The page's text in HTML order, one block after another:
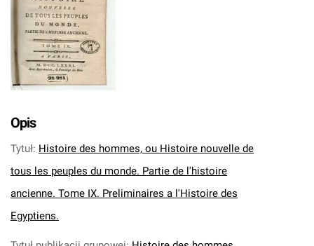
Opis
Tytuł: Histoire des hommes, ou Histoire nouvelle de
tous les peuples du monde. Partie de l'histoire
ancienne. Tome IX. Preliminaires a l'Histoire des
Egyptiens.